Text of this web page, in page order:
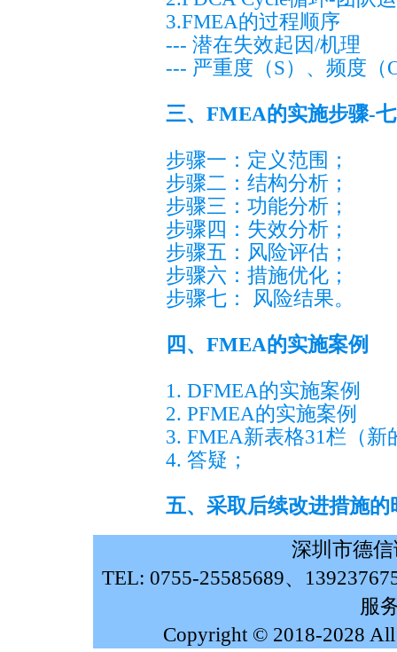
3.FMEA的过程顺序
--- 潜在失效起因/机理
--- 严重度（S）、频度
三、FMEA的实施步骤-
步骤一：定义范围；
步骤二：结构分析；
步骤三：功能分析；
步骤四：失效分析；
步骤五：风险评估；
步骤六：措施优化；
步骤七： 风险结果。
四、FMEA的实施案例
1. DFMEA的实施案例
2. PFMEA的实施案例
3. FMEA新表格31栏（
4. 答疑；
五、采取后续改进措施的
深圳市德
TEL: 0755-25585689、
服
Copyright © 2018-2028